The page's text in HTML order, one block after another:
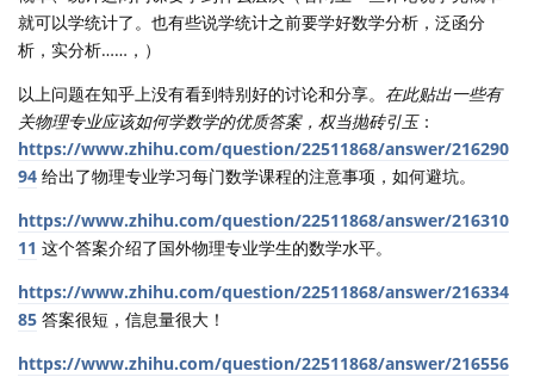
就可以学统计了。也有些说学统计之前要学好数学分析，泛函分
析，实分析……，）
以上问题在知乎上没有看到特别好的讨论和分享。 在此贴出一些有
关物理专业应该如何学数学的优质答案，权当抛砖引玉：
https://www.zhihu.com/question/22511868/answer/216290
94 给出了物理专业学习每门数学课程的注意事项，如何避坑。
https://www.zhihu.com/question/22511868/answer/216310
11 这个答案介绍了国外物理专业学生的数学水平。
https://www.zhihu.com/question/22511868/answer/216334
85 答案很短，信息量很大！
https://www.zhihu.com/question/22511868/answer/216556